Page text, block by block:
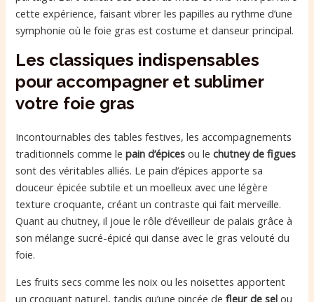
cette expérience, faisant vibrer les papilles au rythme d’une
symphonie où le foie gras est costume et danseur principal.
Les classiques indispensables
pour accompagner et sublimer
votre foie gras
Incontournables des tables festives, les accompagnements
traditionnels comme lepain d’épices ou lechutney de figues
sont des véritables alliés. Le pain d’épices apporte sa
douceur épicée subtile et un moelleux avec une légère
texture croquante, créant un contraste qui fait merveille.
Quant au chutney, il joue le rôle d’éveilleur de palais grâce à
son mélange sucré-épicé qui danse avec le gras velouté du
foie.
Les fruits secs comme les noix ou les noisettes apportent
un croquant naturel, tandis qu’une pincée defleur de sel ou